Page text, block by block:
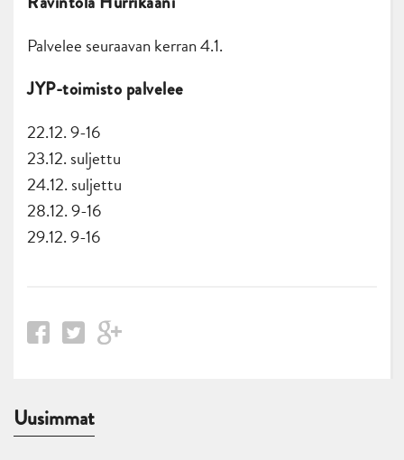
Palvelee seuraavan kerran 4.1.
JYP-toimisto palvelee
22.12. 9-16
23.12. suljettu
24.12. suljettu
28.12. 9-16
29.12. 9-16
Uusimmat